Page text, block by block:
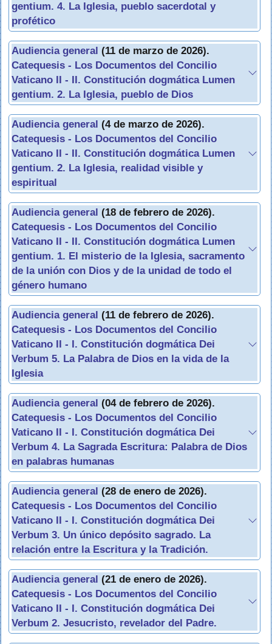
gentium. 4. La Iglesia, pueblo sacerdotal y
profético
Audiencia general (11 de marzo de 2026).
Catequesis - Los Documentos del Concilio
Vaticano II - II. Constitución dogmática Lumen
gentium. 2. La Iglesia, pueblo de Dios
Audiencia general (4 de marzo de 2026).
Catequesis - Los Documentos del Concilio
Vaticano II - II. Constitución dogmática Lumen
gentium. 2. La Iglesia, realidad visible y
espiritual
Audiencia general (18 de febrero de 2026).
Catequesis - Los Documentos del Concilio
Vaticano II - II. Constitución dogmática Lumen
gentium. 1. El misterio de la Iglesia, sacramento
de la unión con Dios y de la unidad de todo el
género humano
Audiencia general (11 de febrero de 2026).
Catequesis - Los Documentos del Concilio
Vaticano II - I. Constitución dogmática Dei
Verbum 5. La Palabra de Dios en la vida de la
Iglesia
Audiencia general (04 de febrero de 2026).
Catequesis - Los Documentos del Concilio
Vaticano II - I. Constitución dogmática Dei
Verbum 4. La Sagrada Escritura: Palabra de Dios
en palabras humanas
Audiencia general (28 de enero de 2026).
Catequesis - Los Documentos del Concilio
Vaticano II - I. Constitución dogmática Dei
Verbum 3. Un único depósito sagrado. La
relación entre la Escritura y la Tradición.
Audiencia general (21 de enero de 2026).
Catequesis - Los Documentos del Concilio
Vaticano II - I. Constitución dogmática Dei
Verbum 2. Jesucristo, revelador del Padre.